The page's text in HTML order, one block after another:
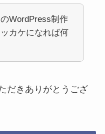
WordPress制作
カケになれば何
だきありがとうござ